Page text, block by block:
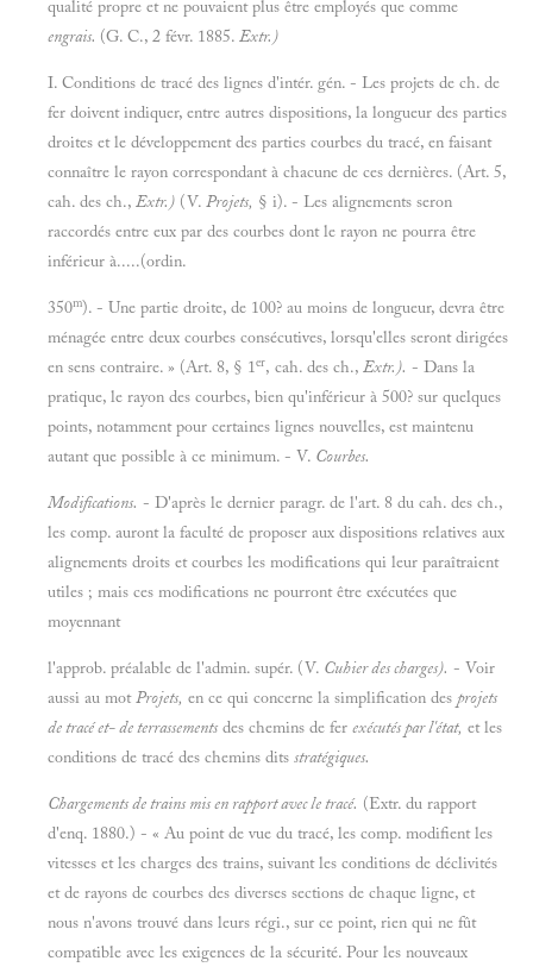
qualité propre et ne pouvaient plus être employés que comme
engrais. (G. C., 2 févr. 1885. Extr.)
I. Conditions de tracé des lignes d'intér. gén. - Les projets de ch. de
fer doivent indiquer, entre autres dispositions, la longueur des parties
droites et le développement des parties courbes du tracé, en faisant
connaître le rayon correspondant à chacune de ces dernières. (Art. 5,
cah. des ch., Extr.) (V. Projets, § i). - Les alignements seron
raccordés entre eux par des courbes dont le rayon ne pourra être
inférieur à.....(ordin.
350m). - Une partie droite, de 100? au moins de longueur, devra être
ménagée entre deux courbes consécutives, lorsqu'elles seront dirigées
en sens contraire. » (Art. 8, § 1er, cah. des ch., Extr.). - Dans la
pratique, le rayon des courbes, bien qu'inférieur à 500? sur quelques
points, notamment pour certaines lignes nouvelles, est maintenu
autant que possible à ce minimum. - V. Courbes.
Modifications. - D'après le dernier paragr. de l'art. 8 du cah. des ch.,
les comp. auront la faculté de proposer aux dispositions relatives aux
alignements droits et courbes les modifications qui leur paraîtraient
utiles ; mais ces modifications ne pourront être exécutées que
moyennant
l'approb. préalable de l'admin. supér. (V. Cuhier des charges). - Voir
aussi au motProjets, en ce qui concerne la simplification des projets
de tracé et- de terrassements des chemins de fer exécutés par l'état, et les
conditions de tracé des chemins dits stratégiques.
Chargements de trains mis en rapport avec le tracé. (Extr. du rapport
d'enq. 1880.) - « Au point de vue du tracé, les comp. modifient les
vitesses et les charges des trains, suivant les conditions de déclivités
et de rayons de courbes des diverses sections de chaque ligne, et
nous n'avons trouvé dans leurs régi., sur ce point, rien qui ne fût
compatible avec les exigences de la sécurité. Pour les nouveaux